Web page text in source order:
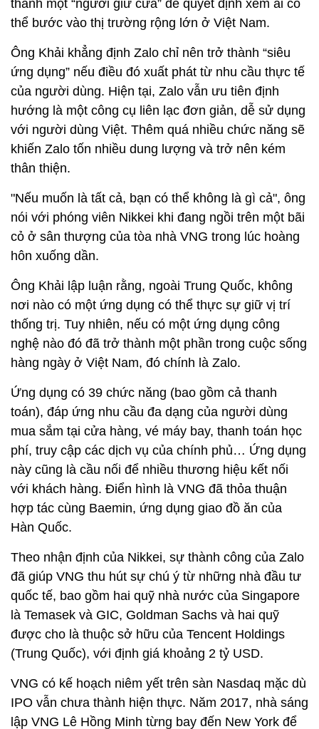
Theo Nikkei, Zalo được xem là ứng cử viên sáng
như Grab hay Gojek, hai ứng dụng đặt xe hiện cung
cấp đa dịch vụ cho người dùng trên khắp Đông
Nam Á.
Khi được hỏi về ý tưởng trở thành “siêu ứng dụng”,
ông Khải - người được xem là cha đẻ của Zalo -
cho biết ông không có ý định biến ứng dụng này trở
thể bước vào thị trường rộng lớn ở Việt Nam.
Ông Khải khẳng định Zalo chỉ nên trở thành “siêu
ứng dụng” nếu điều đó xuất phát từ nhu cầu thực tế
hướng là một công cụ liên lạc đơn giản, dễ sử dụng
với người dùng Việt. Thêm quá nhiều chức năng sẽ
khiến Zalo tốn nhiều dung lượng và trở nên kém
thân thiện.
nói với phóng viên Nikkei khi đang ngồi trên một bãi
cỏ ở sân thượng của tòa nhà VNG trong lúc hoàng
hôn xuống dần.
Ông Khải lập luận rằng, ngoài Trung Quốc, không
nơi nào có một ứng dụng có thể thực sự giữ vị trí
thống trị. Tuy nhiên, nếu có một ứng dụng công
nghệ nào đó đã trở thành một phần trong cuộc sống
Ứng dụng có 39 chức năng (bao gồm cả thanh
toán), đáp ứng nhu cầu đa dạng của người dùng
mua sắm tại cửa hàng, vé máy bay, thanh toán học
phí, truy cập các dịch vụ của chính phủ… Ứng dụng
này cũng là cầu nối để nhiều thương hiệu kết nối
hợp tác cùng Baemin, ứng dụng giao đồ ăn của
Hàn Quốc.